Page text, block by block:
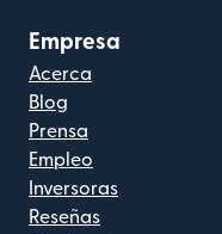
Empresa
Acerca
Blog
Prensa
Empleo
Inversoras
Reseñas